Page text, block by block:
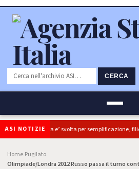
CERCA
ASI NOTIZIE
ok Camera e’ svolta per semplificazione,
Home Pugilato
Olimpiade/Londra 2012 Russo passa il turno